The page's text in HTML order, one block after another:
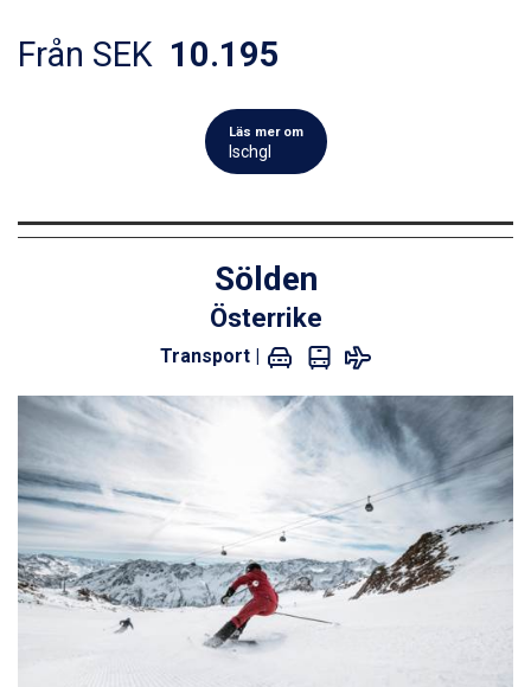
Från SEK 10.195
Läs mer om
Ischgl
Sölden
Österrike
Transport |